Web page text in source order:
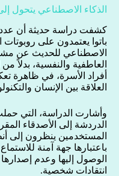
الذكاء الاصطناعي يتحول
كشفت دراسة حديثة أن
باتوا يعتمدون على روبوتات
الاصطناعي للحديث عن
العاطفية والنفسية، بدلاً
أفراد الأسرة، في ظاهرة
العلاقة بين الإنسان
وأشارت الدراسة، التي
الدردشة إلى الأصدقاء
المستخدمين ينظرون إلى
باعتبارها جهة آمنة
الوصول إليها وعدم
انتقادات شخصية.